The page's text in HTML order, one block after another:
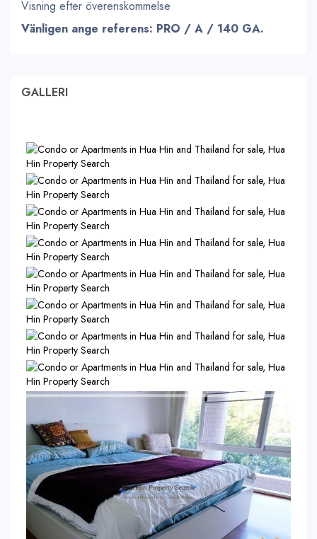
Visning efter överenskommelse
Vänligen ange referens: PRO / A / 140 GA.
GALLERI